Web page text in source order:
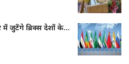
जुटेंगे ब्रिक्स देशों के…